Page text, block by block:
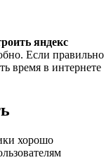
яндекс
Если правильно
время в интернете
хорошо